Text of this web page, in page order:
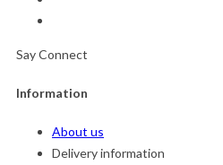
Say Connect
Information
About us
Delivery information